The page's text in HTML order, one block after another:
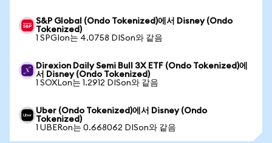
S&P Global (Ondo Tokenized)에서 Disney (Ondo
Tokenized)
1 SPGIon는 4.0758 DISon와 같음
Direxion Daily Semi Bull 3X ETF (Ondo Tokenized)에
서 Disney (Ondo Tokenized)
1 SOXLon는 1.2912 DISon와 같음
Uber (Ondo Tokenized)에서 Disney (Ondo
Tokenized)
1 UBERon는 0.668062 DISon와 같음